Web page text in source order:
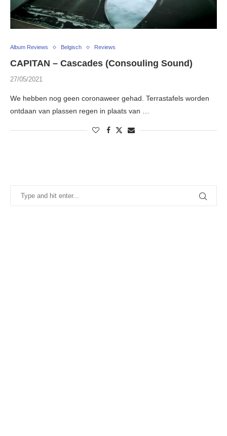
Album Reviews Belgisch Reviews
CAPITAN – Cascades (Consouling Sound)
27/05/2021
We hebben nog geen coronaweer gehad. Terrastafels worden
ontdaan van plassen regen in plaats van …